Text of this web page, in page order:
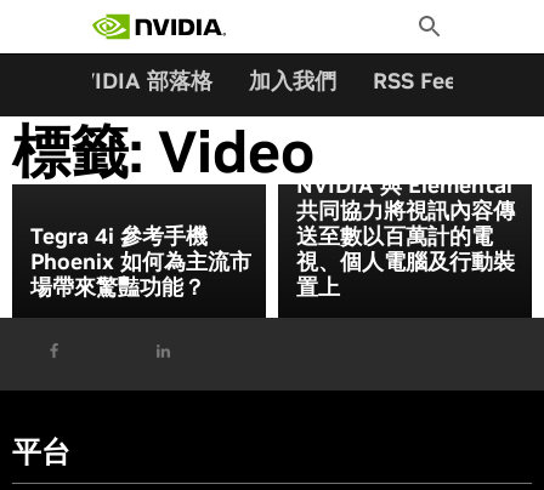
Toggle
Search
NVIDIA 部落格 加入我們 RSS Feeds
標籤: Video
Tegra 4i 參考手機
Phoenix 如何為主流市
場帶來驚豔功能？
NVIDIA 與 Elemental
共同協力將視訊內容傳
送至數以百萬計的電
視、個人電腦及行動裝
置上
平台